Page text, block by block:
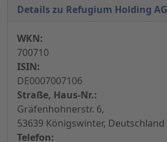
Details zu Refugium Holding AG
WKN:
700710
ISIN:
DE0007007106
Straße, Haus-Nr.:
Gräfenhohnerstr. 6,
53639 Königswinter, Deutschland
Telefon: